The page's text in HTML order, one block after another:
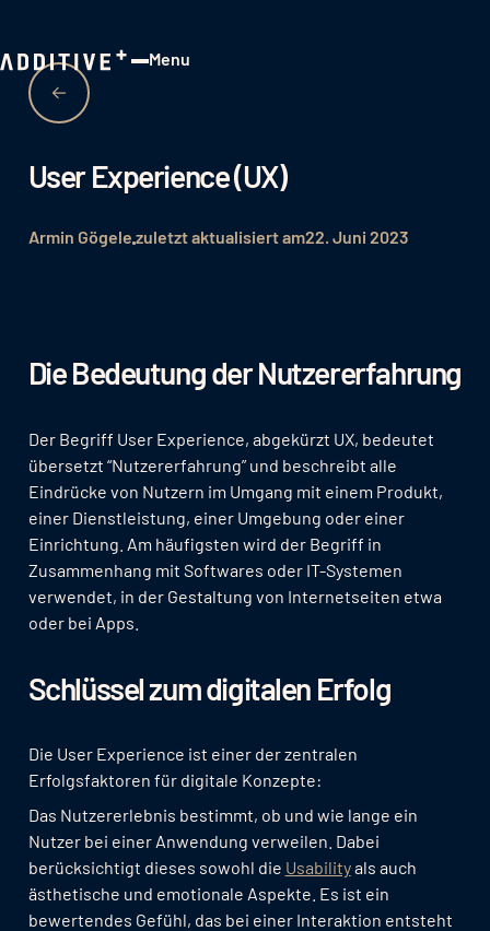
Menu
User Experience (UX)
Armin Gögelezuletzt aktualisiert am22. Juni 2023
Die Bedeutung der Nutzererfahrung
Der Begriff User Experience, abgekürzt UX, bedeutet
übersetzt “Nutzererfahrung” und beschreibt alle
Eindrücke von Nutzern im Umgang mit einem Produkt,
einer Dienstleistung, einer Umgebung oder einer
Einrichtung. Am häufigsten wird der Begriff in
Zusammenhang mit Softwares oder IT-Systemen
verwendet, in der Gestaltung von Internetseiten etwa
oder bei Apps.
Schlüssel zum digitalen Erfolg
Die User Experience ist einer der zentralen
Erfolgsfaktoren für digitale Konzepte:
Das Nutzererlebnis bestimmt, ob und wie lange ein
Nutzer bei einer Anwendung verweilen. Dabei
berücksichtigt dieses sowohl die Usabilityals auch
ästhetische und emotionale Aspekte. Es ist ein
bewertendes Gefühl, das bei einer Interaktion entsteht